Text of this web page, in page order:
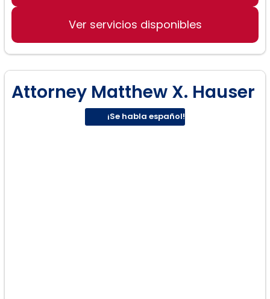
Ver servicios disponibles
Attorney Matthew X. Hauser
¡Se habla español!